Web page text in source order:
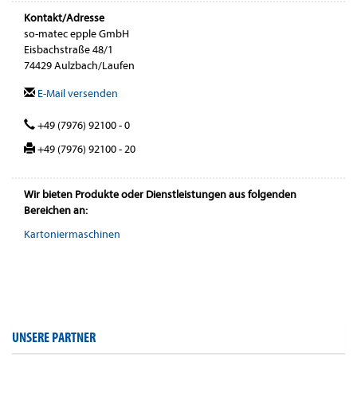
Kontakt/Adresse
so-matec epple GmbH
Eisbachstraße 48/1
74429 Aulzbach/Laufen
E-Mail versenden
+49 (7976) 92100 - 0
+49 (7976) 92100 - 20
Wir bieten Produkte oder Dienstleistungen aus folgenden
Bereichen an:
Kartoniermaschinen
UNSERE PARTNER